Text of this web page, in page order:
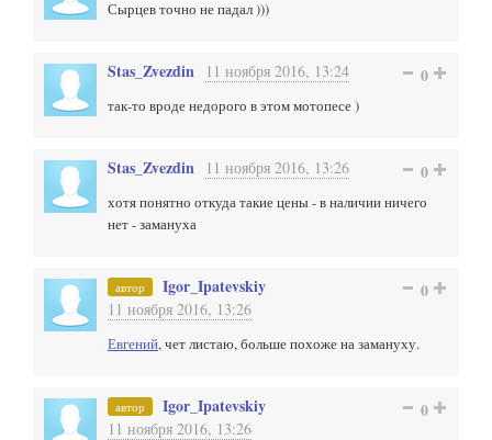
Сырцев точно не падал )))
Stas_Zvezdin 11 ноября 2016, 13:24 0
так-то вроде недорого в этом мотопесе )
Stas_Zvezdin 11 ноября 2016, 13:26 0
хотя понятно откуда такие цены - в наличии ничего
нет - замануха
автор Igor_Ipatevskiy
11 ноября 2016, 13:26
0
Евгений, чет листаю, больше похоже на замануху.
автор Igor_Ipatevskiy
11 ноября 2016, 13:26
0